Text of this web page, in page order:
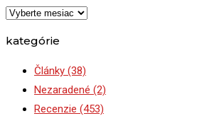
Archív
kategórie
Články (38)
Nezaradené (2)
Recenzie (453)